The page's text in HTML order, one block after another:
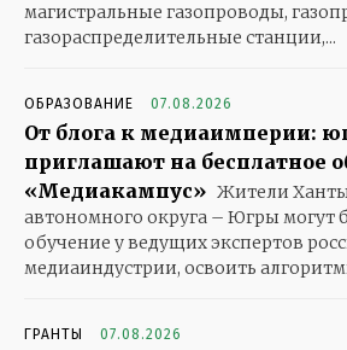
магистральные газопроводы,
газораспределительные станции,...
ОБРАЗОВАНИЕ 07.08.2026
От блога к медиаимперии:
приглашают на бесплатное
«Медиакампус» Жители
автономного округа – Югры могут
обучение у ведущих экспертов
медиаиндустрии, освоить
ГРАНТЫ 07.08.2026